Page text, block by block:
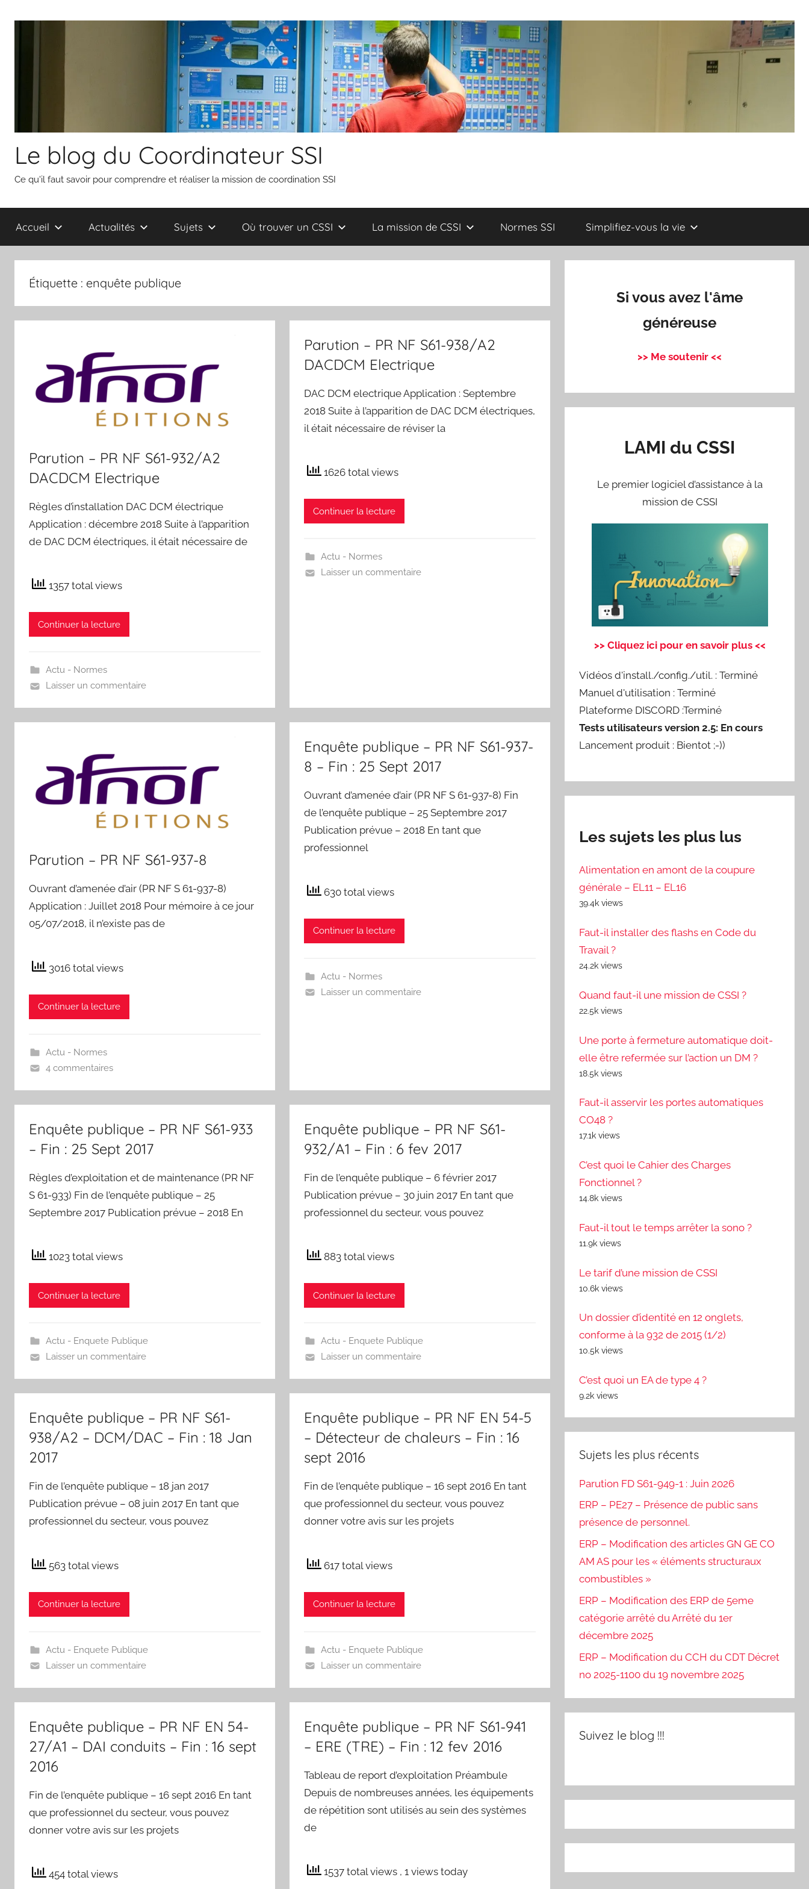
Le blog du Coordinateur SSI
Ce qu'il faut savoir pour comprendre et réaliser la mission de coordination SSI
Accueil Actualités Sujets Où trouver un CSSI La mission de CSSI Normes SSI Simplifiez-vous la vie
Étiquette : enquête publique
Parution – PR NF S61-932/A2
DACDCM Electrique
Règles d’installation DAC DCM électrique
Application : décembre 2018 Suite à l’apparition
de DAC DCM électriques, il était nécessaire de
1357 total views
Continuer la lecture
Actu - Normes
Laisser un commentaire
Parution – PR NF S61-938/A2
DACDCM Electrique
DAC DCM electrique Application : Septembre
2018 Suite à l’apparition de DAC DCM électriques,
il était nécessaire de réviser la
1626 total views
Continuer la lecture
Actu - Normes
Laisser un commentaire
Parution – PR NF S61-937-8
Ouvrant d’amenée d’air (PR NF S 61-937-8)
Application : Juillet 2018 Pour mémoire à ce jour
05/07/2018, il n’existe pas de
3016 total views
Continuer la lecture
Actu - Normes
4 commentaires
Enquête publique – PR NF S61-937-
8 – Fin : 25 Sept 2017
Ouvrant d’amenée d’air (PR NF S 61-937-8) Fin
de l’enquête publique – 25 Septembre 2017
Publication prévue – 2018 En tant que
professionnel
630 total views
Continuer la lecture
Actu - Normes
Laisser un commentaire
Enquête publique – PR NF S61-933
– Fin : 25 Sept 2017
Règles d’exploitation et de maintenance (PR NF
S 61-933) Fin de l’enquête publique – 25
Septembre 2017 Publication prévue – 2018 En
1023 total views
Continuer la lecture
Actu - Enquete Publique
Laisser un commentaire
Enquête publique – PR NF S61-
932/A1 – Fin : 6 fev 2017
Fin de l’enquête publique – 6 février 2017
Publication prévue – 30 juin 2017 En tant que
professionnel du secteur, vous pouvez
883 total views
Continuer la lecture
Actu - Enquete Publique
Laisser un commentaire
Enquête publique – PR NF S61-
938/A2 – DCM/DAC – Fin : 18 Jan
2017
Fin de l’enquête publique – 18 jan 2017
Publication prévue – 08 juin 2017 En tant que
professionnel du secteur, vous pouvez
563 total views
Continuer la lecture
Actu - Enquete Publique
Laisser un commentaire
Enquête publique – PR NF EN 54-5
– Détecteur de chaleurs – Fin : 16
sept 2016
Fin de l’enquête publique – 16 sept 2016 En tant
que professionnel du secteur, vous pouvez
donner votre avis sur les projets
617 total views
Continuer la lecture
Actu - Enquete Publique
Laisser un commentaire
Enquête publique – PR NF EN 54-
27/A1 – DAI conduits – Fin : 16 sept
2016
Fin de l’enquête publique – 16 sept 2016 En tant
que professionnel du secteur, vous pouvez
donner votre avis sur les projets
454 total views
Enquête publique – PR NF S61-941
– ERE (TRE) – Fin : 12 fev 2016
Tableau de report d’exploitation Préambule
Depuis de nombreuses années, les équipements
de répétition sont utilisés au sein des systèmes
de
1537 total views , 1 views today
Si vous avez l'âme
généreuse
>> Me soutenir <<
LAMI du CSSI
Le premier logiciel d’assistance à la
mission de CSSI
>> Cliquez ici pour en savoir plus <<
Vidéos d'install./config./util. : Terminé
Manuel d'utilisation : Terminé
Plateforme DISCORD :Terminé
Tests utilisateurs version 2.5: En cours
Lancement produit : Bientot ;-))
Les sujets les plus lus
Alimentation en amont de la coupure
générale – EL11 – EL16
39.4k views
Faut-il installer des flashs en Code du
Travail ?
24.2k views
Quand faut-il une mission de CSSI ?
22.5k views
Une porte à fermeture automatique doit-
elle être refermée sur l’action un DM ?
18.5k views
Faut-il asservir les portes automatiques
CO48 ?
17.1k views
C’est quoi le Cahier des Charges
Fonctionnel ?
14.8k views
Faut-il tout le temps arrêter la sono ?
11.9k views
Le tarif d’une mission de CSSI
10.6k views
Un dossier d’identité en 12 onglets,
conforme à la 932 de 2015 (1/2)
10.5k views
C’est quoi un EA de type 4 ?
9.2k views
Sujets les plus récents
Parution FD S61-949-1 : Juin 2026
ERP – PE27 – Présence de public sans
présence de personnel.
ERP – Modification des articles GN GE CO
AM AS pour les « éléments structuraux
combustibles »
ERP – Modification des ERP de 5eme
catégorie arrêté du Arrêté du 1er
décembre 2025
ERP – Modification du CCH du CDT Décret
no 2025-1100 du 19 novembre 2025
Suivez le blog !!!